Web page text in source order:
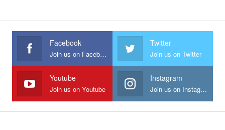
Facebook
Join us on Facebook
Twitter
Join us on Twitter
Youtube
Join us on Youtube
Instagram
Join us on Instagram